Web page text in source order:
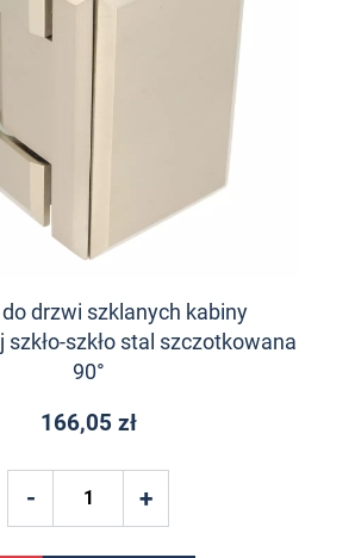
drzwi szklanych kabiny
szkło stal szczotkowana
90°
166,05 zł